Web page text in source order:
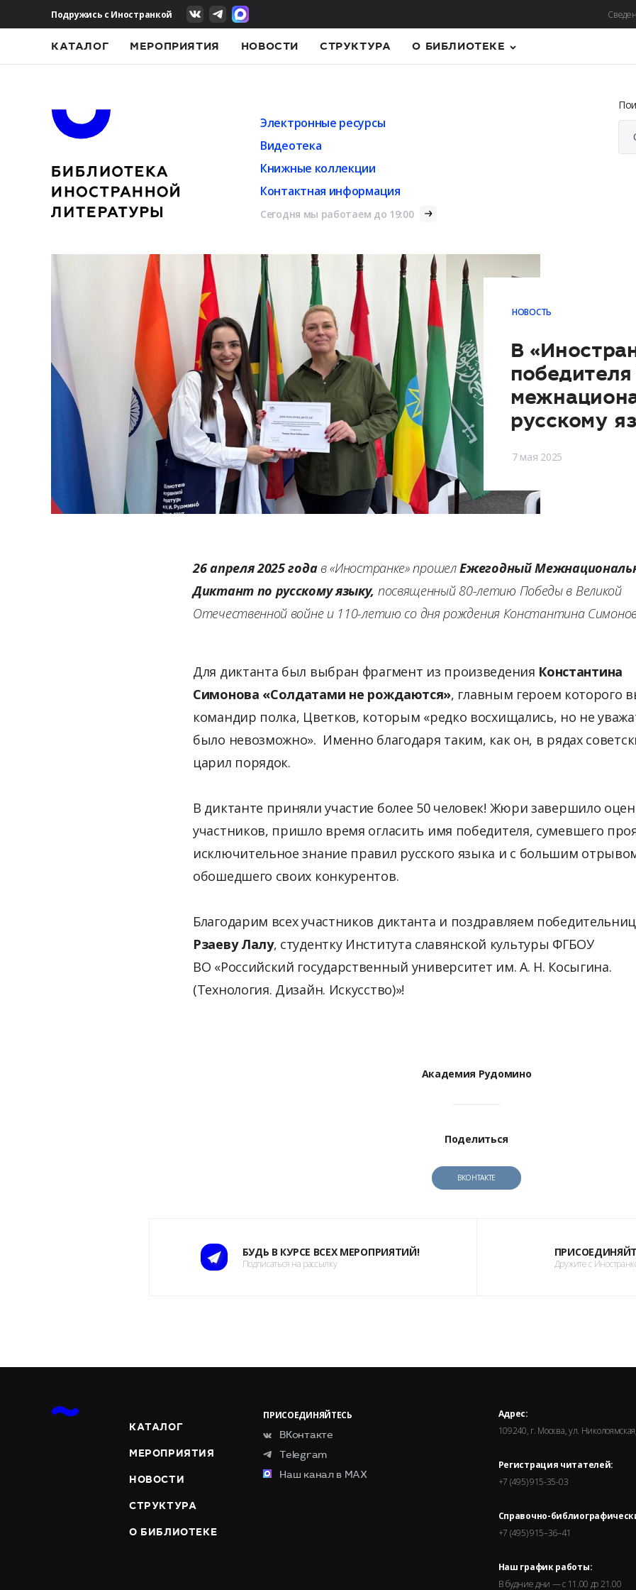
Подружись с Иностранкой
КАТАЛОГ МЕРОПРИЯТИЯ НОВОСТИ СТРУКТУРА О БИБЛИОТЕКЕ
Электронные ресурсы
Видеотека
Книжные коллекции
Контактная информация
Сегодня мы работаем до 19:00
НОВОСТЬ
В
русскому
7 мая 2025
26 апреля 2025 годав «Иностранке» прошелЕжегодный
Диктант по русскому языку, посвященный 80-летию Победы в Великой
Отечественной войне и 110-летию со дня рождения Константина
Для диктанта был выбран фрагмент из произведения Константина
Симонова «Солдатами не рождаются», главным героем которого
командир полка, Цветков, которым «редко восхищались, но не
было невозможно». Именно благодаря таким, как он, в рядах
царил порядок.
В диктанте приняли участие более 50 человек! Жюри завершило
участников, пришло время огласить имя победителя, сумевшего
исключительное знание правил русского языка и с большим
обошедшего своих конкурентов.
Благодарим всех участников диктанта и поздравляем
Рзаеву Лалу, студентку Института славянской культуры ФГБОУ
ВО «Российский государственный университет им. А. Н. Косыгина.
(Технология. Дизайн. Искусство)»!
Академия Рудомино
Поделиться
ВКОНТАКТЕ
БУДЬ В КУРСЕ ВСЕХ МЕРОПРИЯТИЙ!
Подписаться на рассылку Дружите с
КАТАЛОГ
МЕРОПРИЯТИЯ
НОВОСТИ
СТРУКТУРА
О БИБЛИОТЕКЕ
ПРИСОЕДИНЯЙТЕСЬ
ВКонтакте
Telegram
Наш канал в MAX
Адрес:
109240, г. Москва, ул.
Регистрация читателей:
+7 (495) 915-35-03
Справочно-
+7 (495) 915–36–41
Наш график работы:
В будние дни — с 11.00 до 21.00